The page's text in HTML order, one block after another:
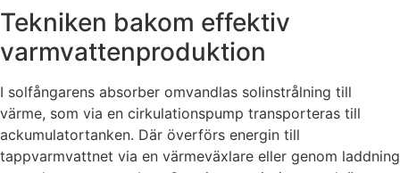
Tekniken bakom effektiv
varmvattenproduktion
I solfångarens absorber omvandlas solinstrålning till
värme, som via en cirkulationspump transporteras till
ackumulatortanken. Där överförs energin till
tappvarmvattnet via en värmeväxlare eller genom laddning